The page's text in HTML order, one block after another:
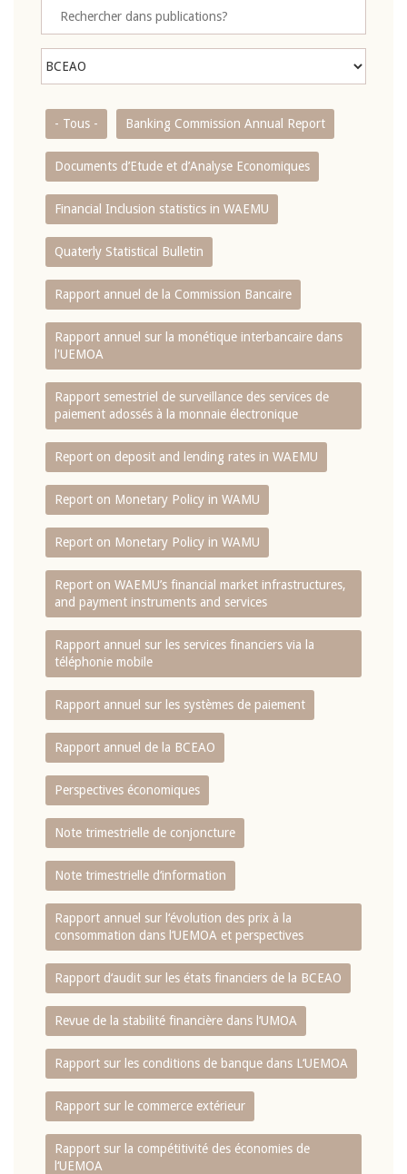
- Tous - Banking Commission Annual Report
Documents d’Etude et d’Analyse Economiques
Financial Inclusion statistics in WAEMU
Quaterly Statistical Bulletin
Rapport annuel de la Commission Bancaire
Rapport annuel sur la monétique interbancaire dans
l'UEMOA
Rapport semestriel de surveillance des services de
paiement adossés à la monnaie électronique
Report on deposit and lending rates in WAEMU
Report on Monetary Policy in WAMU
Report on Monetary Policy in WAMU
Report on WAEMU’s financial market infrastructures,
and payment instruments and services
Rapport annuel sur les services financiers via la
téléphonie mobile
Rapport annuel sur les systèmes de paiement
Rapport annuel de la BCEAO
Perspectives économiques
Note trimestrielle de conjoncture
Note trimestrielle d‘information
Rapport annuel sur l‘évolution des prix à la
consommation dans l‘UEMOA et perspectives
Rapport d‘audit sur les états financiers de la BCEAO
Revue de la stabilité financière dans l‘UMOA
Rapport sur les conditions de banque dans L‘UEMOA
Rapport sur le commerce extérieur
Rapport sur la compétitivité des économies de
l‘UEMOA